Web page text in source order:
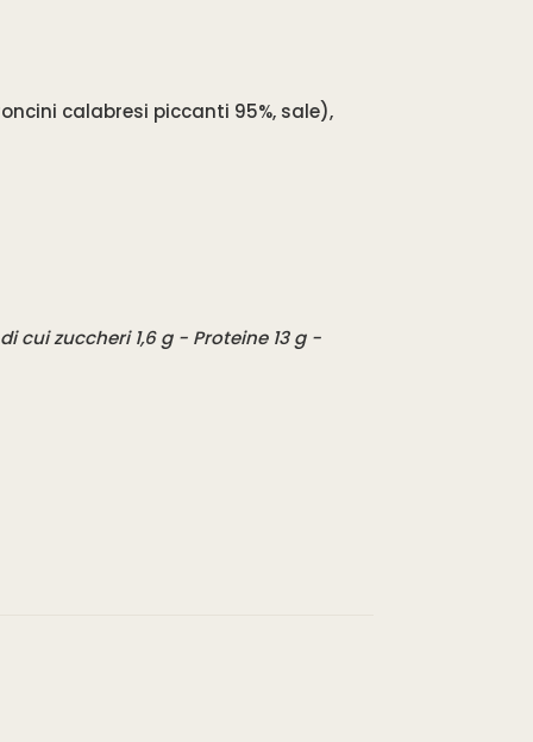
calabresi piccanti 95%, sale),
cui zuccheri 1,6 g - Proteine 13 g -